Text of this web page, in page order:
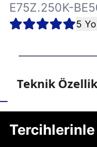
E75Z.250K-
5
Teknik